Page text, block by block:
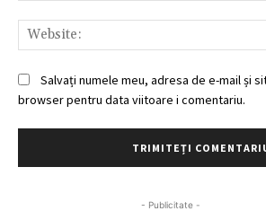
Salvați numele meu, adresa de e-mail și
browser pentru data viitoare i comentariu.
- Publicitate -